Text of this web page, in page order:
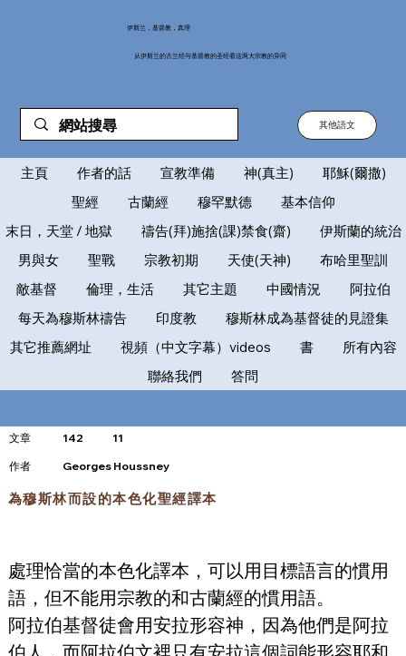
伊斯兰，基督教，真理
从伊斯兰的古兰经与基督教的圣经看这两大宗教的异同
其他語文
主頁 作者的話 宣教準備 神(真主)
耶穌(爾撒)
聖經
古蘭經 穆罕默德
基本信仰
末日，天堂 / 地獄
禱告(拜)施捨(課)禁食(齋)
伊斯蘭的統治
男與女
聖戰 宗教初期 天使(天神)
布哈里聖訓
敵基督
倫理，生活 其它主題 中國情況
阿拉伯
每天為穆斯林禱告
印度教
穆斯林成為基督徒的見證集
其它推薦網址
視頻（中文字幕）videos 書
所有內容
聯絡我們
答問
文章 142 11
​作者 Georges Houssney
為穆斯林而設的本色化聖經譯本
處理恰當的本色化譯本，可以用目標語言的慣用
語，但不能用宗教的和古蘭經的慣用語。
阿拉伯基督徒會用安拉形容神，因為他們是阿拉